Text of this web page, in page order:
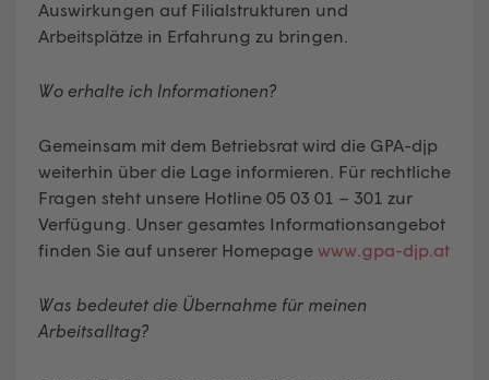
Auswirkungen auf Filialstrukturen und
Arbeitsplätze in Erfahrung zu bringen.
Wo erhalte ich Informationen?
Gemeinsam mit dem Betriebsrat wird die GPA-djp
weiterhin über die Lage informieren. Für rechtliche
Fragen steht unsere Hotline 05 03 01 – 301 zur
Verfügung. Unser gesamtes Informationsangebot
finden Sie auf unserer Homepage www.gpa-djp.at
Was bedeutet die Übernahme für meinen
Arbeitsalltag?